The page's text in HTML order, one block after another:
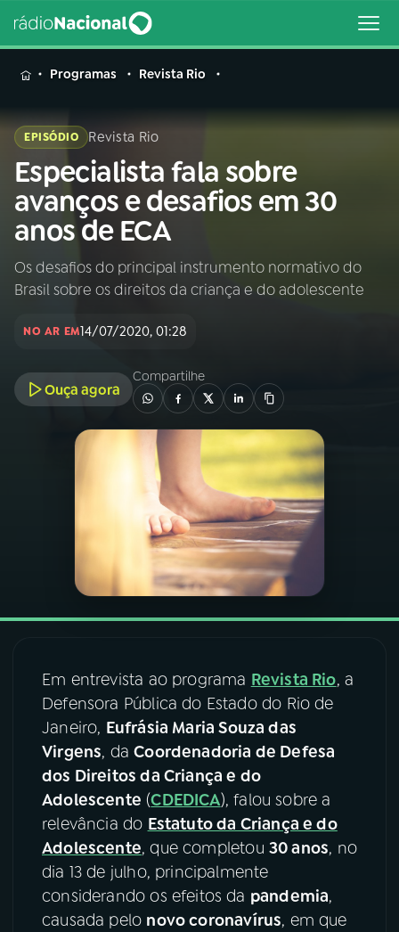
MENU
Buscar
na
Rádio
Nacional
Buscar
AO VIVO
INÍCIO
A RÁDIO
PROGRAMAÇÃO
PROGRAMAS
06VIDEOCASTS
07 ÚLTIMAS
08 FESTIVAL DE MÚSICA
ACOMPANHE A RÁDIO NACIONAL
YouTube Facebook
Instagram X
TikTok
Programas Revista Rio
EPISÓDIO Revista Rio
Especialista fala sobre
avanços e desafios em 30
anos de ECA
Os desafios do principal instrumento normativo do
Brasil sobre os direitos da criança e do adolescente
NO AR EM14/07/2020, 01:28
Ouça agora
Compartilhe
Em entrevista ao programa Revista Rio, a
Defensora Pública do Estado do Rio de
Janeiro, Eufrásia Maria Souza das
Virgens, daCoordenadoria de Defesa
dos Direitos da Criança e do
Adolescente (CDEDICA), falou sobre a
relevância do Estatuto da Criança e do
Adolescente, que completou 30 anos, no
dia 13 de julho, principalmente
considerando os efeitos da pandemia,
causada pelo novo coronavírus, em que